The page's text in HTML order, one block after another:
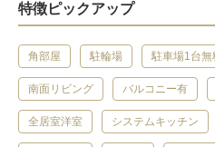
特徴ピックアップ
角部屋 駐輪場 駐車場1台無
南面リビング バルコニー有
全居室洋室 システムキッチン